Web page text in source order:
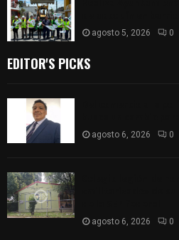
agosto 5, 2026 0
EDITOR'S PICKS
agosto 6, 2026 0
agosto 6, 2026 0